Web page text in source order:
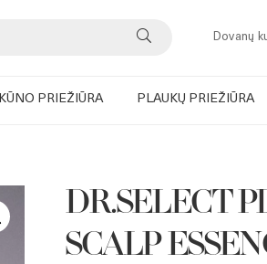
Dovanų
KŪNO PRIEŽIŪRA PLAUKŲ PRIEŽIŪRA
DR.SELECT
SCALP